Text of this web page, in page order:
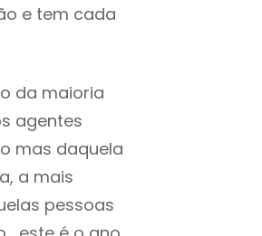
e tem cada
da maioria
agentes
mas daquela
a mais
pessoas